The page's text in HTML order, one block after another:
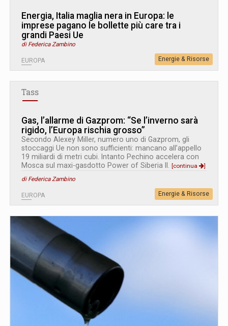
Energia, Italia maglia nera in Europa: le
imprese pagano le bollette più care tra i
grandi Paesi Ue
di Federica Zambino
EUROPA Energie & Risorse
Tass
Gas, l’allarme di Gazprom: “Se l’inverno sarà
rigido, l’Europa rischia grosso”
Secondo Alexey Miller, numero uno di Gazprom, gli
stoccaggi Ue non sono sufficienti: mancano all’appello
19 miliardi di metri cubi. Intanto Pechino accelera con
Mosca sul maxi-gasdotto Power of Siberia II.
[continua
]
di Federica Zambino
EUROPA Energie & Risorse